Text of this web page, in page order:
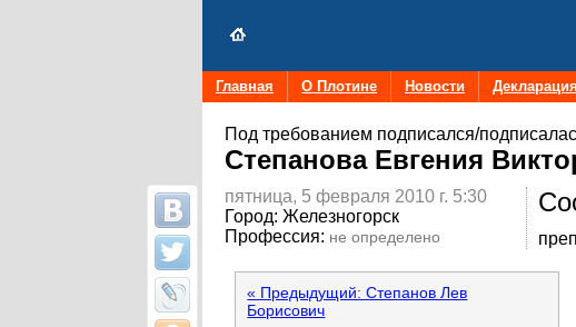
Главная О Плотине Новости Декларация
Под требованием подписался/
Степанова Евгения
пятница, 5 февраля 2010 г. 5:30
Город: Железногорск
Профессия: не определено
« Предыдущий: Степанов Лев
Борисович